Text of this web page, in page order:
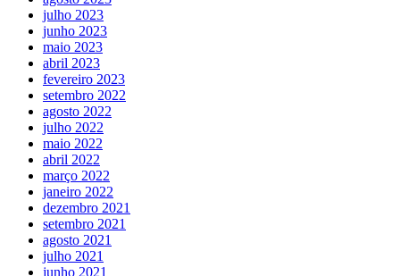
julho 2023
junho 2023
maio 2023
abril 2023
fevereiro 2023
setembro 2022
agosto 2022
julho 2022
maio 2022
abril 2022
março 2022
janeiro 2022
dezembro 2021
setembro 2021
agosto 2021
julho 2021
junho 2021